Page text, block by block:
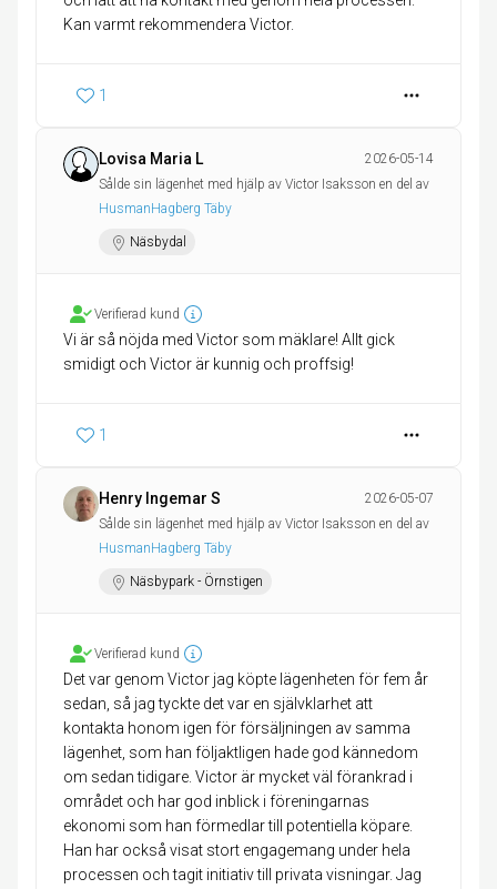
Kan varmt rekommendera Victor.
1
Lovisa Maria L
2026-05-14
Sålde sin lägenhet med hjälp av Victor Isaksson en del av
HusmanHagberg Täby
Näsbydal
Verifierad kund
Vi är så nöjda med Victor som mäklare! Allt gick
smidigt och Victor är kunnig och proffsig!
1
Henry Ingemar S
2026-05-07
Sålde sin lägenhet med hjälp av Victor Isaksson en del av
HusmanHagberg Täby
Näsbypark - Örnstigen
Verifierad kund
Det var genom Victor jag köpte lägenheten för fem år
sedan, så jag tyckte det var en självklarhet att
kontakta honom igen för försäljningen av samma
lägenhet, som han följaktligen hade god kännedom
om sedan tidigare. Victor är mycket väl förankrad i
området och har god inblick i föreningarnas
ekonomi som han förmedlar till potentiella köpare.
Han har också visat stort engagemang under hela
processen och tagit initiativ till privata visningar. Jag